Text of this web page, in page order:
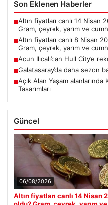
Son Eklenen Haberler
■Altın fiyatları canlı 14 Nisan
Gram, çeyrek, yarım ve
■Altın fiyatları canlı 8 Nisan
Gram, çeyrek, yarım ve
■Acun Ilıcalı’dan Hull City’e
■Galatasaray’da daha sezon
■Açık Alan Yaşam
Tasarımları
Güncel
06/08/2026
Altın fiyatları canlı 14 Nisan